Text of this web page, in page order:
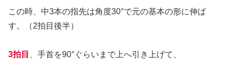
この時、中3本の指先は角度30°で元の基本の形に伸ば
す。（2拍目後半）
3拍目 、手首を90°ぐらいまで上へ引き上げて、